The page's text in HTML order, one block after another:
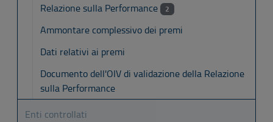
Relazione sulla Performance
2
Ammontare complessivo dei premi
Dati relativi ai premi
Documento dell'OIV di validazione della Relazione
sulla Performance
Enti controllati